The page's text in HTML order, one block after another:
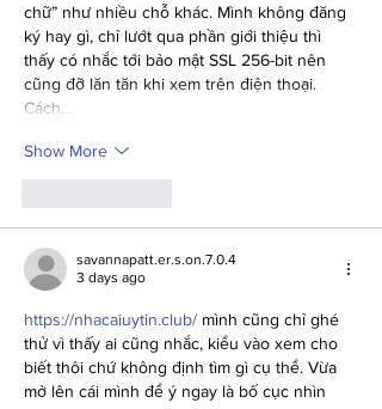
chữ” như nhiều chỗ khác. Mình không đăng
ký hay gì, chỉ lướt qua phần giới thiệu thì
thấy có nhắc tới bảo mật SSL 256-bit nên
cũng đỡ lăn tăn khi xem trên điện thoại.
Cách…
Show More
savannapatt.er.s.on.7.0.4
3 days ago
https://nhacaiuytin.club/ mình cũng chỉ ghé
thử vì thấy ai cũng nhắc, kiểu vào xem cho
biết thôi chứ không định tìm gì cụ thể. Vừa
mở lên cái mình để ý ngay là bố cục nhìn